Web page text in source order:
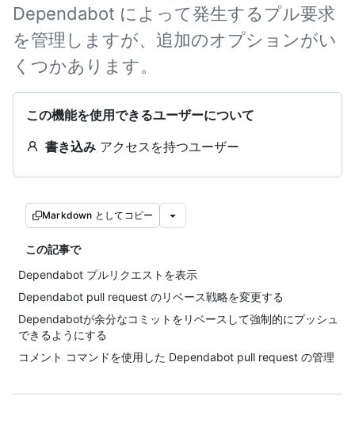
Dependabot によって発生するプル要求
を管理しますが、追加のオプションがい
くつかあります。
この機能を使用できるユーザーについて
書き込み アクセスを持つユーザー
Markdown としてコピー
この記事で
Dependabot プルリクエストを表示
Dependabot pull request のリベース戦略を変更する
Dependabotが余分なコミットをリベースして強制的にプッシュ
できるようにする
コメント コマンドを使用した Dependabot pull request の管理